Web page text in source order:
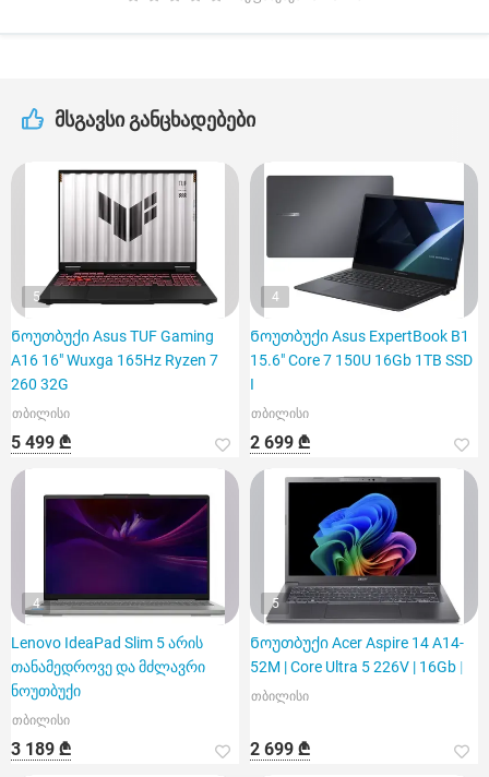
მსგავსი განცხადებები
5
Ნოუთბუქი Asus TUF Gaming
A16 16" Wuxga 165Hz Ryzen 7
260 32G
თბილისი
5 499 ₾
4
Ნოუთბუქი Asus ExpertBook B1
15.6" Core 7 150U 16Gb 1TB SSD
I
თბილისი
2 699 ₾
4
Lenovo IdeaPad Slim 5 არის
თანამედროვე და მძლავრი
ნოუთბუქი
თბილისი
3 189 ₾
5
Ნოუთბუქი Acer Aspire 14 A14-
52M | Core Ultra 5 226V | 16Gb |
თბილისი
2 699 ₾